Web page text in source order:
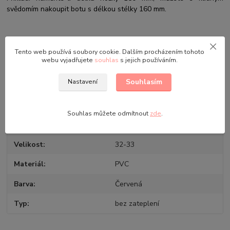
svědomím nakoupit botu s délkou stélky 160 mm.
Původ zboží
Velikost 32-33
Materiál PVC
Barva Červená
Typ bez zateplení
Tento web používá soubory cookie. Dalším procházením tohoto
webu vyjadřujete souhlas s jejich používáním.
Nastavení Souhlasím
Souhlas můžete odmítnout zde.